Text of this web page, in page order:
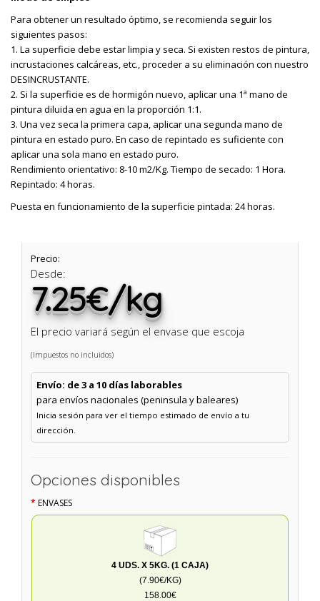
Para obtener un resultado óptimo, se recomienda seguir los
siguientes pasos:
1. La superficie debe estar limpia y seca. Si existen restos de pintura,
incrustaciones calcáreas, etc., proceder a su eliminación con nuestro
DESINCRUSTANTE.
2. Si la superficie es de hormigón nuevo, aplicar una 1ª mano de
pintura diluida en agua en la proporción 1:1.
3. Una vez seca la primera capa, aplicar una segunda mano de
pintura en estado puro. En caso de repintado es suficiente con
aplicar una sola mano en estado puro.
Rendimiento orientativo: 8-10 m2/Kg. Tiempo de secado: 1 Hora.
Repintado: 4 horas.
Puesta en funcionamiento de la superficie pintada: 24 horas.
Precio:
Desde:
7.25€/kg
El precio variará según el envase que escoja
(Impuestos no incluidos)
Envío: de 3 a 10 días laborables
para envíos nacionales (peninsula y baleares)
Inicia sesión para ver el tiempo estimado de envío a tu
dirección.
Opciones disponibles
ENVASES
4 UDS. X 5KG. (1 CAJA)
(7.90€/KG)
158.00€